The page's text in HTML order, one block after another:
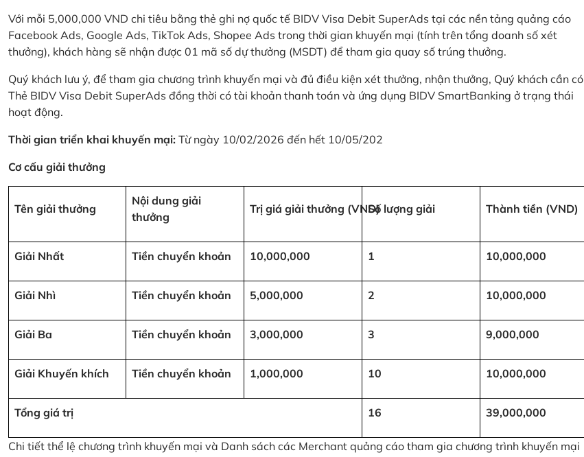
Với mỗi 5,000,000 VND chi tiêu bằng thẻ ghi nợ quốc tế BIDV Visa Debit SuperAds tại các nền tảng quảng cáo
Facebook Ads, Google Ads, TikTok Ads, Shopee Ads trong thời gian khuyến mại (tính trên tổng doanh số xét
thưởng), khách hàng sẽ nhận được 01 mã số dự thưởng (MSDT) để tham gia quay số trúng thưởng.
Quý khách lưu ý, để tham gia chương trình khuyến mại và đủ điều kiện xét thưởng, nhận thưởng, Quý khách cần có
Thẻ BIDV Visa Debit SuperAds đồng thời có tài khoản thanh toán và ứng dụng BIDV SmartBanking ở trạng thái
hoạt động.
Thời gian triển khai khuyến mại: Từ ngày 10/02/2026 đến hết 10/05/202
Cơ cấu giải thưởng
Tên giải thưởng
Nội dung giải
thưởng
Trị giá giải thưởng (VND)Số lượng giải Thành tiền (VND)
Giải Nhất Tiền chuyển khoản 10,000,000 1 10,000,000
Giải Nhì Tiền chuyển khoản 5,000,000 2 10,000,000
Giải Ba Tiền chuyển khoản 3,000,000 3 9,000,000
Giải Khuyến khích Tiền chuyển khoản 1,000,000 10 10,000,000
Tổng giá trị 16 39,000,000
Chi tiết thể lệ chương trình khuyến mại và Danh sách các Merchant quảng cáo tham gia chương trình khuyến mại